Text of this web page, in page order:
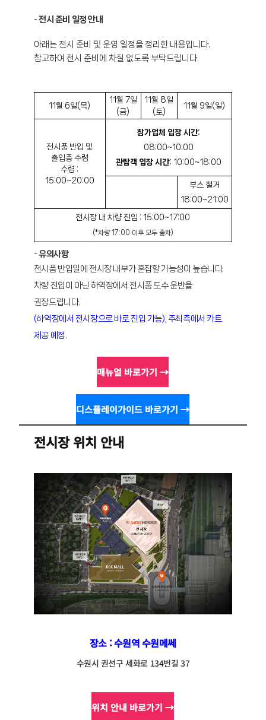
-전시 준비 일정 안내
아래는 전시 준비 및 운영 일정을 정리한 내용입니다.
참고하여 전시 준비에 차질 없도록 부탁드립니다.
11월 6일(목)
11월 7일
(금)
11월 8일
(토)
11월 9일(일)
전시품 반입 및
출입증 수령
수령 :
15:00~20:00
참가업체 입장 시간:
08:00~10:00
관람객 입장 시간: 10:00~18:00
부스 철거
18:00~21:00
전시장 내 차량 진입 : 15:00~17:00
(*차량 17:00 이후 모두 출차)
-유의사항
전시품 반입일에 전시장 내부가 혼잡할 가능성이 높습니다.
차량 진입이 아닌 하역장에서 전시품 도수 운반을
권장드립니다.
(하역장에서 전시장으로 바로 진입 가능), 주최측에서 카트
제공 예정.
매뉴얼 바로가기 →
디스플레이가이드 바로가기 →
전시장 위치 안내
장소 : 수원역 수원메쎄
수원시 권선구 세화로 134번길 37
위치 안내 바로가기 →